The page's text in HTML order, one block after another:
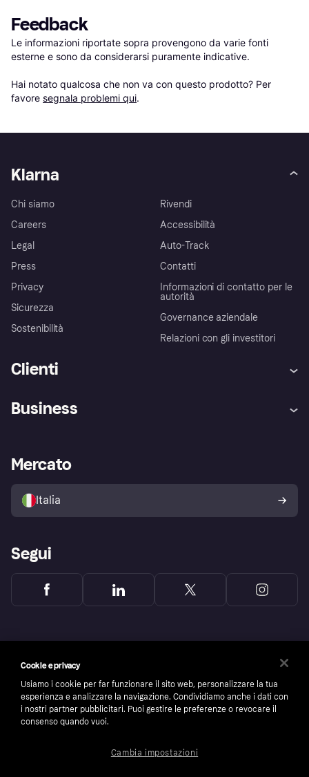
Feedback
Le informazioni riportate sopra provengono da varie fonti
esterne e sono da considerarsi puramente indicative.
Hai notato qualcosa che non va con questo prodotto? Per
favore segnala problemi qui.
Klarna
Chi siamo
Careers
Legal
Press
Privacy
Sicurezza
Sostenibilità
Rivendi
Accessibilità
Auto-Track
Contatti
Informazioni di contatto per le
autorità
Governance aziendale
Relazioni con gli investitori
Clienti
Assistenza
Esplora i negozi
Politica di protezione
dell'acquirente Klarna
Business
Accesso aziende
Mercato
Italia
Segui
Cookie e privacy
Usiamo i cookie per far funzionare il sito web, personalizzare la tua
esperienza e analizzare la navigazione. Condividiamo anche i dati con
i nostri partner pubblicitari. Puoi gestire le preferenze o revocare il
consenso quando vuoi.
Cambia impostazioni